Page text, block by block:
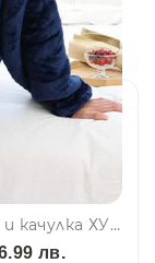
Плюшено пухкаво одеяло с ръкави и качулка ХУДИ - Huggle Hoodie BLUE
лв.